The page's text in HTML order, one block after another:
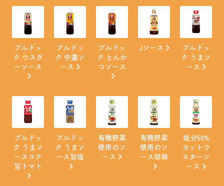
ブルドッ
ク ウスタ
ーソース
ブルドッ
ク 中濃ソ
ース
ブルドッ
ク とんか
つソース
Jソース
ブルドッ
ク うまソ
ース
ブルドッ
ク うまソ
ースコク
旨トマト
ブルドッ
ク うまソ
ース旨塩
有機野菜
使用のソ
ース
有機野菜
使用のソ
ース胡麻
塩分50%
カットウ
スターソ
ース